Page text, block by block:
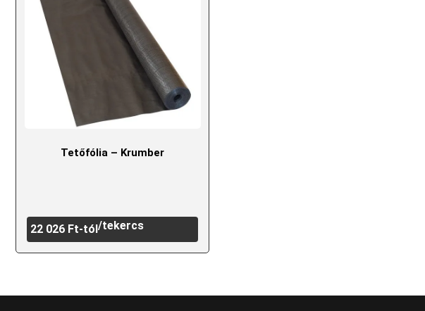
Tetőfólia – Krumber
22 026 Ft-tól /tekercs